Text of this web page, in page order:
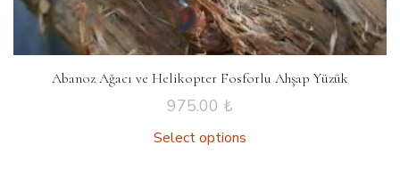
Abanoz Ağacı ve Helikopter Fosforlu Ahşap Yüzük
975.00 ₺
Select options